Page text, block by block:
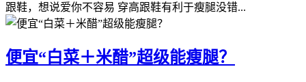
跟鞋，想说爱你不容易 穿高跟鞋有利于瘦腿没错...
便宜“白菜＋米醋”超级能瘦腿？